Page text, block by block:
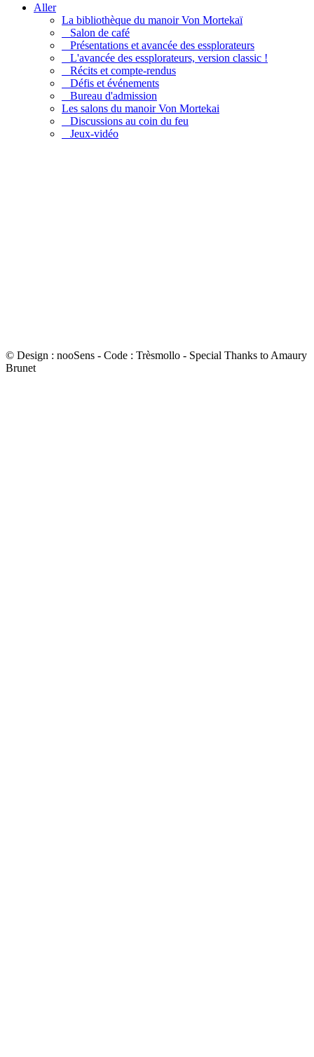
Aller
La bibliothèque du manoir Von Mortekaï
Salon de café
Présentations et avancée des essplorateurs
L'avancée des essplorateurs, version classic !
Récits et compte-rendus
Défis et événements
Bureau d'admission
Les salons du manoir Von Mortekai
Discussions au coin du feu
Jeux-vidéo
© Design : nooSens - Code : Trèsmollo - Special Thanks to Amaury
Brunet